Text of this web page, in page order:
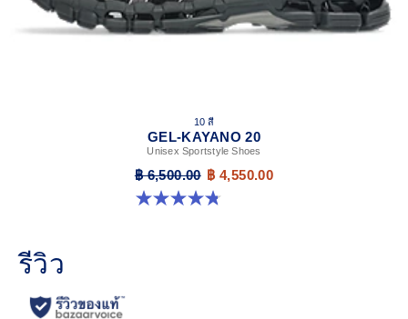
10 สี
GEL-KAYANO 20
Unisex Sportstyle Shoes
฿ 6,500.00 ฿ 4,550.00
4.8 จาก 5 ดาว 222 รีวิว